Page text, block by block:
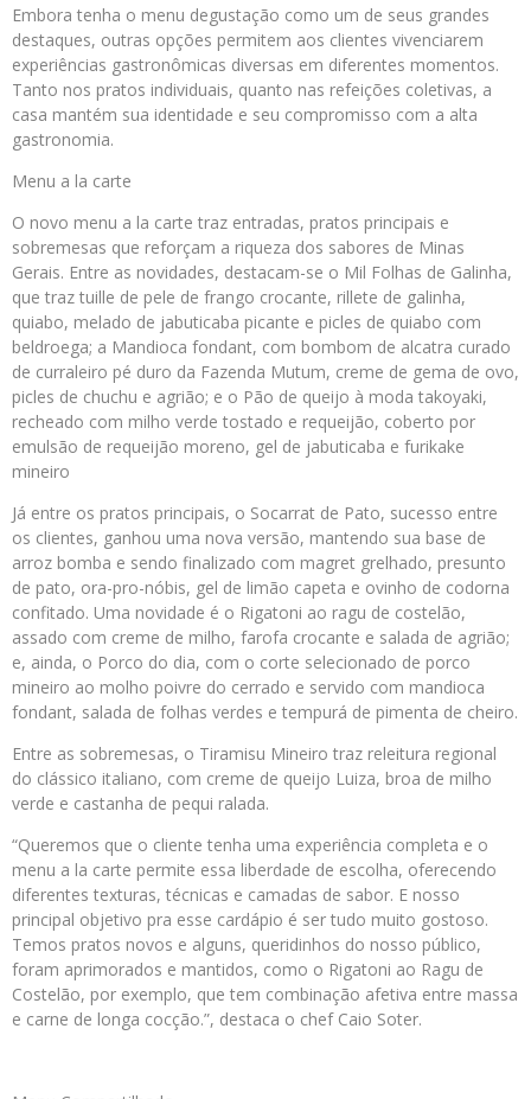
Embora tenha o menu degustação como um de seus grandes
destaques, outras opções permitem aos clientes vivenciarem
experiências gastronômicas diversas em diferentes momentos.
Tanto nos pratos individuais, quanto nas refeições coletivas, a
casa mantém sua identidade e seu compromisso com a alta
gastronomia.
Menu a la carte
O novo menu a la carte traz entradas, pratos principais e
sobremesas que reforçam a riqueza dos sabores de Minas
Gerais. Entre as novidades, destacam-se o Mil Folhas de Galinha,
que traz tuille de pele de frango crocante, rillete de galinha,
quiabo, melado de jabuticaba picante e picles de quiabo com
beldroega; a Mandioca fondant, com bombom de alcatra curado
de curraleiro pé duro da Fazenda Mutum, creme de gema de ovo,
picles de chuchu e agrião; e o Pão de queijo à moda takoyaki,
recheado com milho verde tostado e requeijão, coberto por
emulsão de requeijão moreno, gel de jabuticaba e furikake
mineiro
Já entre os pratos principais, o Socarrat de Pato, sucesso entre
os clientes, ganhou uma nova versão, mantendo sua base de
arroz bomba e sendo finalizado com magret grelhado, presunto
de pato, ora-pro-nóbis, gel de limão capeta e ovinho de codorna
confitado. Uma novidade é o Rigatoni ao ragu de costelão,
assado com creme de milho, farofa crocante e salada de agrião;
e, ainda, o Porco do dia, com o corte selecionado de porco
mineiro ao molho poivre do cerrado e servido com mandioca
fondant, salada de folhas verdes e tempurá de pimenta de cheiro.
Entre as sobremesas, o Tiramisu Mineiro traz releitura regional
do clássico italiano, com creme de queijo Luiza, broa de milho
verde e castanha de pequi ralada.
“Queremos que o cliente tenha uma experiência completa e o
menu a la carte permite essa liberdade de escolha, oferecendo
diferentes texturas, técnicas e camadas de sabor. E nosso
principal objetivo pra esse cardápio é ser tudo muito gostoso.
Temos pratos novos e alguns, queridinhos do nosso público,
foram aprimorados e mantidos, como o Rigatoni ao Ragu de
Costelão, por exemplo, que tem combinação afetiva entre massa
e carne de longa cocção.”, destaca o chef Caio Soter.